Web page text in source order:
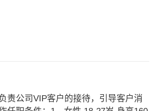
责公司VIP客户的接待，引导客户消